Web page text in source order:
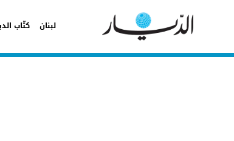
لبنان كتّاب